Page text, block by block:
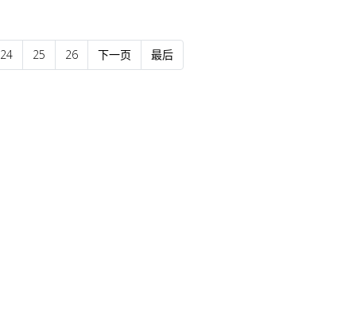
24 25 26 下一页 最后